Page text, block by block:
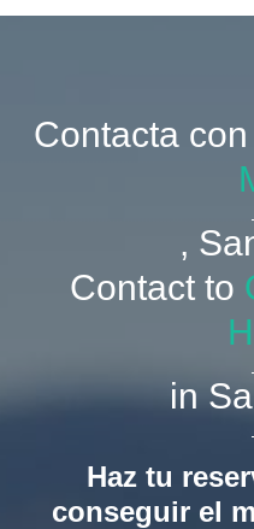
Contacta con
,
Contact to
in
Haz tu
conseguir el